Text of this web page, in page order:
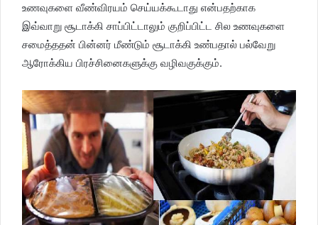
உணவுகளை வீண்விரயம் செய்யக்கூடாது என்பதற்காக
இவ்வாறு சூடாக்கி சாப்பிட்டாலும் குறிப்பிட்ட சில உணவுகளை
சமைத்ததன் பின்னர் மீண்டும் சூடாக்கி உண்பதால் பல்வேறு
ஆரோக்கிய பிரச்சினைகளுக்கு வழிவகுக்கும்.